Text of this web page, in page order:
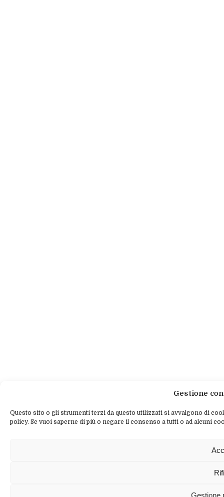
Gestione
Questo sito o gli strumenti terzi da questo utilizzati si avvalgono di
policy. Se vuoi saperne di più o negare il consenso a tutti o ad alcuni
Gestione